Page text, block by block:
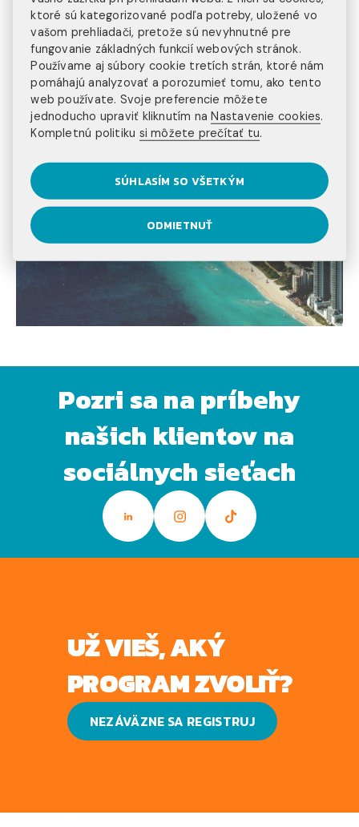
Pozri sa na príbehy
našich klientov na
sociálnych sieťach
UŽ VIEŠ, AKÝ
PROGRAM ZVOLIŤ?
NEZÁVÄZNE SA REGISTRUJ
ktoré sú kategorizované podľa potreby, uložené vo
vašom prehliadači, pretože sú nevyhnutné pre
fungovanie základných funkcií webových stránok.
Používame aj súbory cookie tretích strán, ktoré nám
pomáhajú analyzovať a porozumieť tomu, ako tento
web používate. Svoje preferencie môžete
jednoducho upraviť kliknutím naNastavenie cookies.
Kompletnú politiku si môžete prečítať tu.
SÚHLASÍM SO VŠETKÝM
ODMIETNUŤ